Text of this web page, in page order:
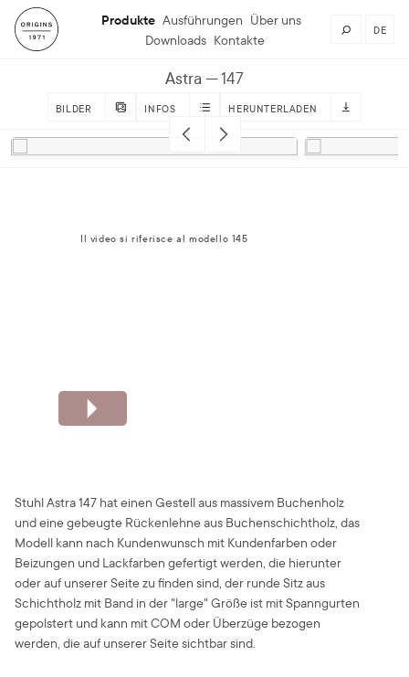
Produkte Ausführungen Über uns
Downloads Kontakte
DE
Astra 147
BILDER INFOS HERUNTERLADEN
Il video si riferisce al modello 145
Stuhl Astra 147 hat einen Gestell aus massivem Buchenholz
und eine gebeugte Rückenlehne aus Buchenschichtholz, das
Modell kann nach Kundenwunsch mit Kundenfarben oder
Beizungen und Lackfarben gefertigt werden, die hierunter
oder auf unserer Seite zu finden sind, der runde Sitz aus
Schichtholz mit Band in der "large" Größe ist mit Spanngurten
gepolstert und kann mit COM oder Überzüge bezogen
werden, die auf unserer Seite sichtbar sind.